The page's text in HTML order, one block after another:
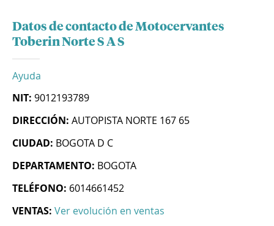
Datos de contacto de Motocervantes
Toberin Norte S A S
Ayuda
NIT: 9012193789
DIRECCIÓN: AUTOPISTA NORTE 167 65
CIUDAD: BOGOTA D C
DEPARTAMENTO: BOGOTA
TELÉFONO: 6014661452
VENTAS: Ver evolución en ventas